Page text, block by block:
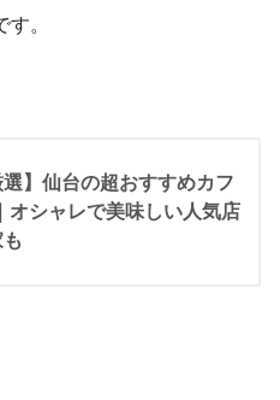
。
選】仙台の超おすすめカフ
オシャレで美味しい人気店